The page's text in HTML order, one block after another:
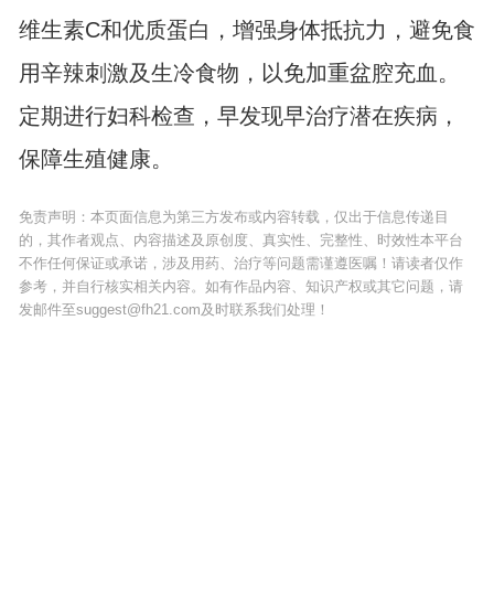
维生素C和优质蛋白，增强身体抵抗力，避免食
用辛辣刺激及生冷食物，以免加重盆腔充血。
定期进行妇科检查，早发现早治疗潜在疾病，
保障生殖健康。
免责声明：本页面信息为第三方发布或内容转载，仅出于信息传递目
的，其作者观点、内容描述及原创度、真实性、完整性、时效性本平台
不作任何保证或承诺，涉及用药、治疗等问题需谨遵医嘱！请读者仅作
参考，并自行核实相关内容。如有作品内容、知识产权或其它问题，请
发邮件至suggest@fh21.com及时联系我们处理！